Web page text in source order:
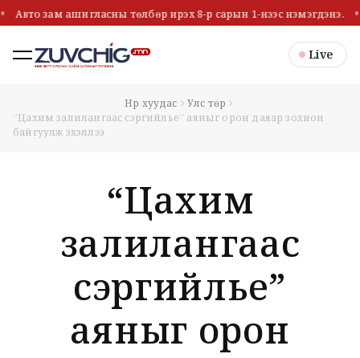
Авто зам ашигласны төлбөр ирэх 8-р сарын 1-нээс нэмэгдэнэ.
Live
Нүүр хуудас
Улс төр
“Цахим залилангаас сэргийлье” аяныг орон даяар зохион
байгуулж эхэллээ
“Цахим
залилангаас
сэргийлье”
аяныг орон